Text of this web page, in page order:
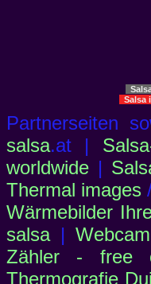
Salsa
Partnerseiten
salsa.at |
worldwide |
Thermal images
Wärmebilder
salsa|
Zähler - free
Thermografie